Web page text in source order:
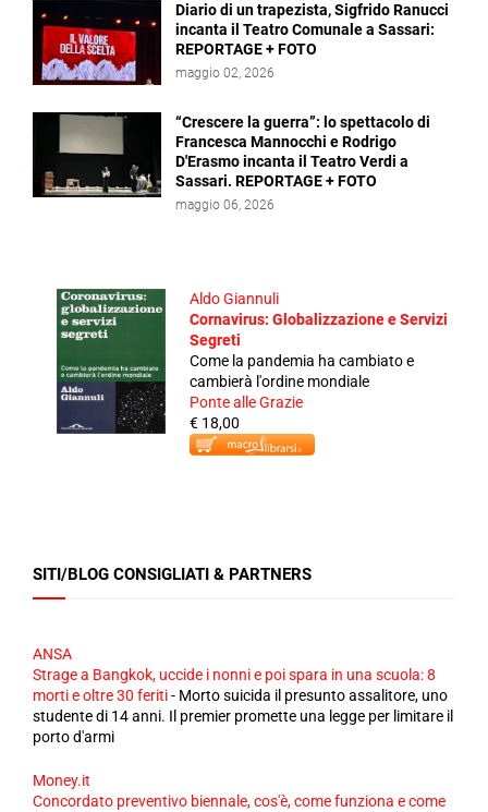
Diario di un trapezista, Sigfrido Ranucci
incanta il Teatro Comunale a Sassari:
REPORTAGE + FOTO
maggio 02, 2026
“Crescere la guerra”: lo spettacolo di
Francesca Mannocchi e Rodrigo
D'Erasmo incanta il Teatro Verdi a
Sassari. REPORTAGE + FOTO
maggio 06, 2026
Aldo Giannuli
Cornavirus: Globalizzazione e Servizi
Segreti
Come la pandemia ha cambiato e
cambierà l'ordine mondiale
Ponte alle Grazie
€ 18,00
SITI/BLOG CONSIGLIATI & PARTNERS
ANSA
Strage a Bangkok, uccide i nonni e poi spara in una scuola: 8
morti e oltre 30 feriti- Morto suicida il presunto assalitore, uno
studente di 14 anni. Il premier promette una legge per limitare il
porto d'armi
Money.it
Concordato preventivo biennale, cos'è, come funziona e come